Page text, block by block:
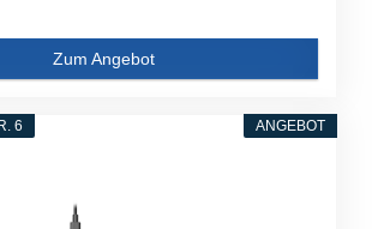
Zum Angebot
ANGEBOT
6